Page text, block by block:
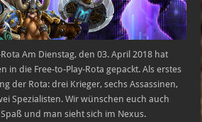
Am Dienstag, den 03. April 2018 hat
in die Free-to-Play-Rota gepackt. Als erstes
der Rota: drei Krieger, sechs Assassinen,
Spezialisten. Wir wünschen euch auch
und man sieht sich im Nexus.